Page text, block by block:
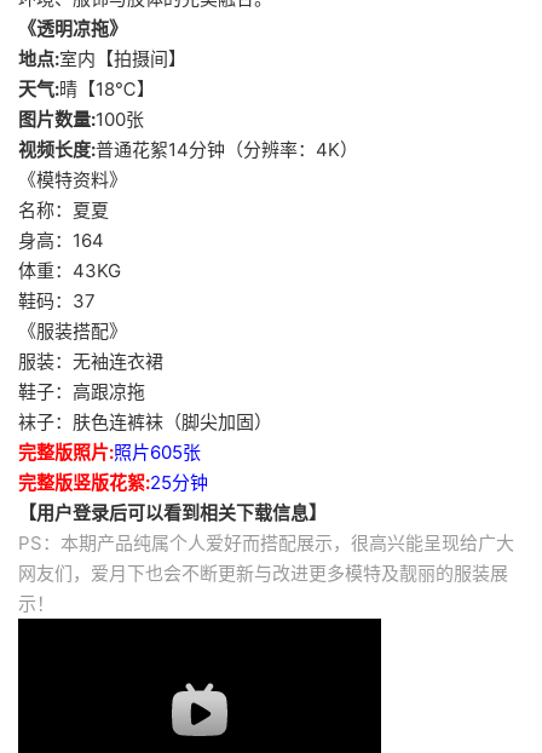
《透明凉拖》
地点:室内【拍摄间】
天气:晴【18℃】
图片数量:100张
视频长度:普通花絮14分钟（分辨率：4K）
《模特资料》
名称：夏夏
身高：164
体重：43KG
鞋码：37
《服装搭配》
服装：无袖连衣裙
鞋子：高跟凉拖
袜子：肤色连裤袜（脚尖加固）
完整版照片:照片605张
完整版竖版花絮:25分钟
【用户登录后可以看到相关下载信息】
PS：本期产品纯属个人爱好而搭配展示，很高兴能呈现给广大
网友们，爱月下也会不断更新与改进更多模特及靓丽的服装展
示！